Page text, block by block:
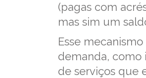
(pagas com
mas sim um
Esse
demanda, como
de serviços que